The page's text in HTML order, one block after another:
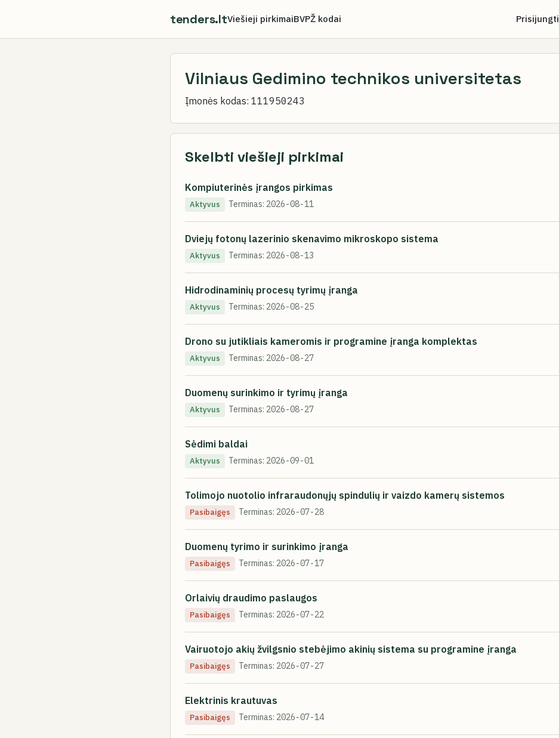
tenders.ltViešieji pirkimaiBVPŽ kodai Prisijungti
Vilniaus Gedimino technikos universitetas
Įmonės kodas: 111950243
Skelbti viešieji pirkimai
Kompiuterinės įrangos pirkimas
Aktyvus Terminas: 2026-08-11
Dviejų fotonų lazerinio skenavimo mikroskopo sistema
Aktyvus Terminas: 2026-08-13
Hidrodinaminių procesų tyrimų įranga
Aktyvus Terminas: 2026-08-25
Drono su jutikliais kameromis ir programine įranga komplektas
Aktyvus Terminas: 2026-08-27
Duomenų surinkimo ir tyrimų įranga
Aktyvus Terminas: 2026-08-27
Sėdimi baldai
Aktyvus Terminas: 2026-09-01
Tolimojo nuotolio infraraudonųjų spindulių ir vaizdo kamerų sistemos
Pasibaigęs Terminas: 2026-07-28
Duomenų tyrimo ir surinkimo įranga
Pasibaigęs Terminas: 2026-07-17
Orlaivių draudimo paslaugos
Pasibaigęs Terminas: 2026-07-22
Vairuotojo akių žvilgsnio stebėjimo akinių sistema su programine įranga
Pasibaigęs Terminas: 2026-07-27
Elektrinis krautuvas
Pasibaigęs Terminas: 2026-07-14